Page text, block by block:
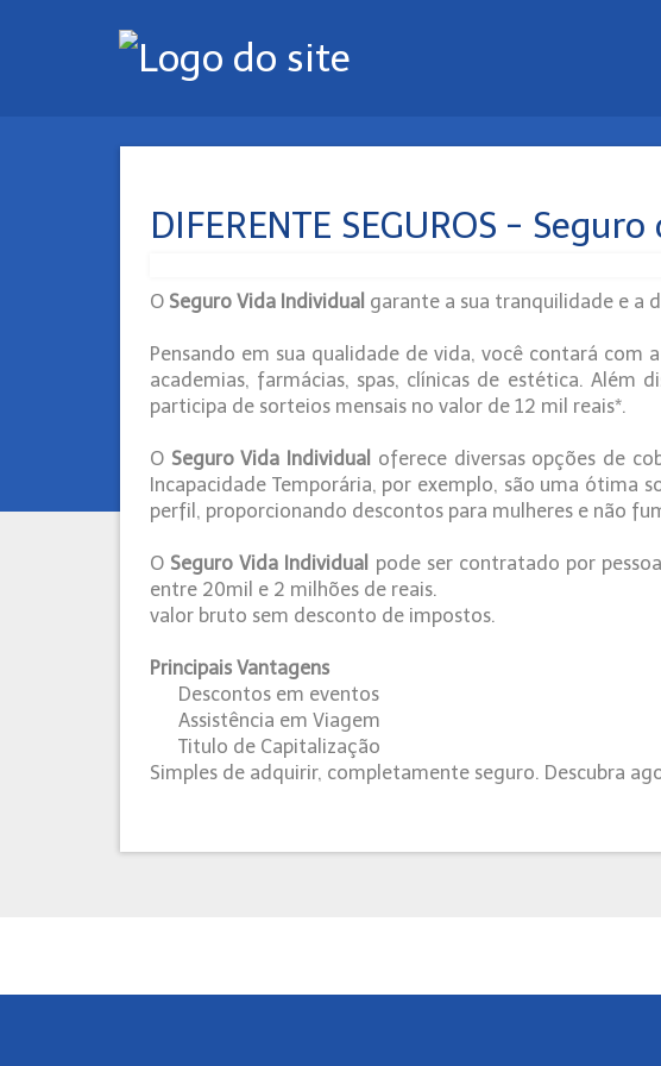
DIFERENTE SEGUROS -
O Seguro Vida Individual garante a sua tranquilidade e a
Pensando em sua qualidade de vida, você contará com
academias, farmácias, spas, clínicas de estética.
participa de sorteios mensais no valor de 12 mil reais*.
O Seguro Vida Individual oferece diversas opções de
Incapacidade Temporária, por exemplo, são uma ótima
perfil, proporcionando descontos para mulheres e não
O Seguro Vida Individual pode ser contratado por
entre 20mil e 2 milhões de reais.
valor bruto sem desconto de impostos.
Principais Vantagens
Descontos em eventos
Assistência em Viagem
Titulo de Capitalização
Simples de adquirir, completamente seguro. Descubra